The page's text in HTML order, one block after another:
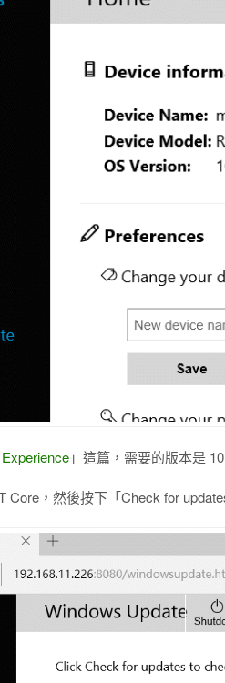
」這篇，需要的版本是
Core，然後按下「Check for